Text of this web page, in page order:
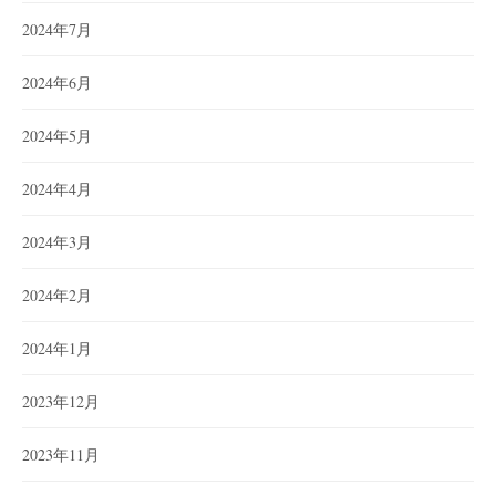
2024年7月
2024年6月
2024年5月
2024年4月
2024年3月
2024年2月
2024年1月
2023年12月
2023年11月